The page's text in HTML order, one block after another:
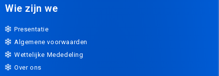
Wie zijn we
Presentatie
Algemene voorwaarden
Wettelijke Mededeling
Over ons